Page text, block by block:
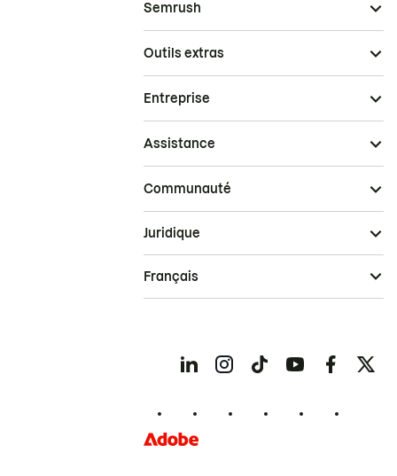
Semrush
Outils extras
Entreprise
Assistance
Communauté
Juridique
Français